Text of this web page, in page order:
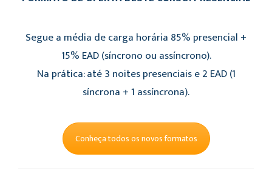
Segue a média de carga horária 85% presencial +
15% EAD (síncrono ou assíncrono).
Na prática: até 3 noites presenciais e 2 EAD (1
síncrona + 1 assíncrona).
Conheça todos os novos formatos